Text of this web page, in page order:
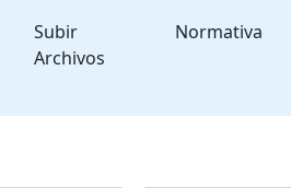
Subir
Archivos
Normativa